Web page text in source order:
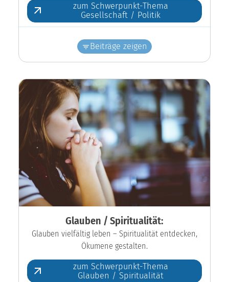
zum Schwerpunkt-Thema
Gesellschaft / Politik
Beiträge zeigen
Glauben / Spiritualität:
Glauben vielfältig leben – Spiritualität entdecken,
Ökumene gestalten.
zum Schwerpunkt-Thema
Glauben / Spiritualität